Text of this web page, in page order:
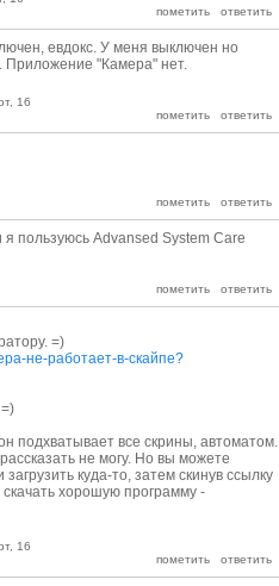
евдокс. У меня выключен но
Приложение "Камера" нет.
16
пользуюсь Advansed System Care
=)
не-работает-в-скайпе?
подхватывает все скрины, автоматом.
не могу. Но вы можете
куда-то, затем скинув ссылку
хорошую программу -
16